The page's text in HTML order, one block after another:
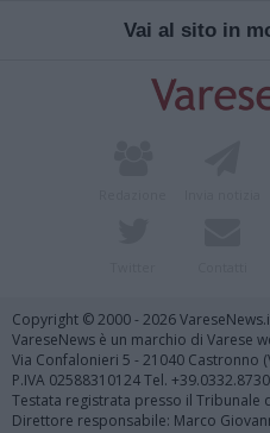
Vai al sito in
Copyright © 2000 - 2026
VareseNews è un marchio di Varese
Via Confalonieri 5 - 21040 Castronno
P.IVA 02588310124 Tel.
Testata registrata presso il Tribunale
Direttore responsabile: Marco